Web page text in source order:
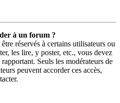
à un forum ?
réservés à certains utilisateurs ou
les lire, y poster, etc., vous devez
Seuls les modérateurs de
peuvent accorder ces accès,